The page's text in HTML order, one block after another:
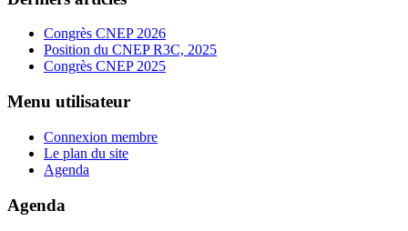
Congrès CNEP 2026
Position du CNEP R3C, 2025
Congrès CNEP 2025
Menu utilisateur
Connexion membre
Le plan du site
Agenda
Agenda